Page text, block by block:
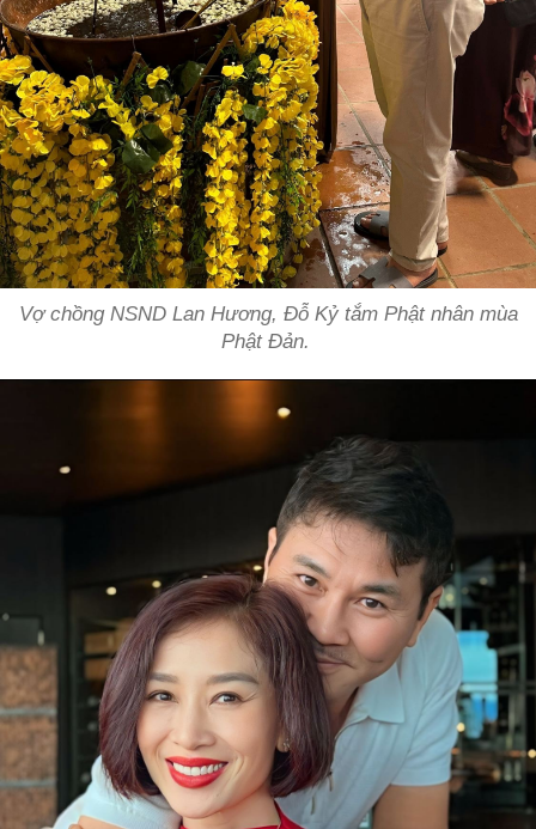
Vợ chồng NSND Lan Hương, Đỗ Kỷ tắm Phật nhân mùa
Phật Đản.